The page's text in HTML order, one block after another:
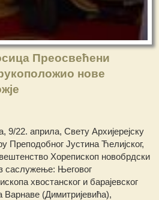
Преосвећени
нове
22. априла, Свету Архијерејску
Преподобног Јустина Ћелијског,
Хорепископ новобрдски
саслужење: Његовог
хвостанског и барајевског
(Димитријевића),